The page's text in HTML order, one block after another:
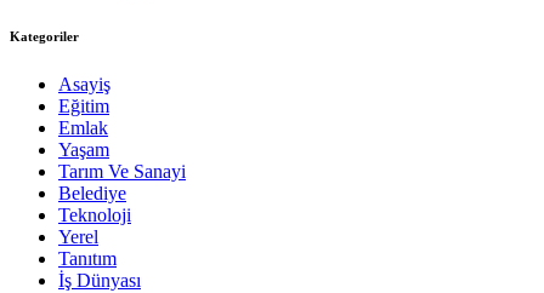
Kategoriler
Asayiş
Eğitim
Emlak
Yaşam
Tarım Ve Sanayi
Belediye
Teknoloji
Yerel
Tanıtım
İş Dünyası